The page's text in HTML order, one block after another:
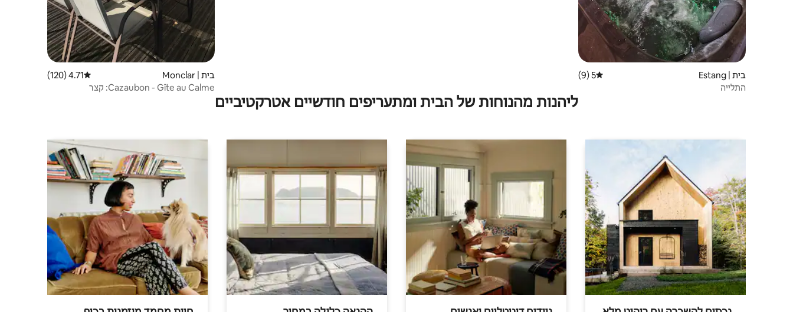
בית | Estang דירוג ממוצע של 5 מתוך 5, 9 ביקורות
5 (9)
התלייה
בית | Monclar דירוג ממוצע של 4.71 מתוך 5, 120 ביקורות
4.71 (120)
Cazaubon - Gîte au Calme: קצר
ליהנות מהנוחות של הבית ומתעריפים חודשיים אטרקטיביים